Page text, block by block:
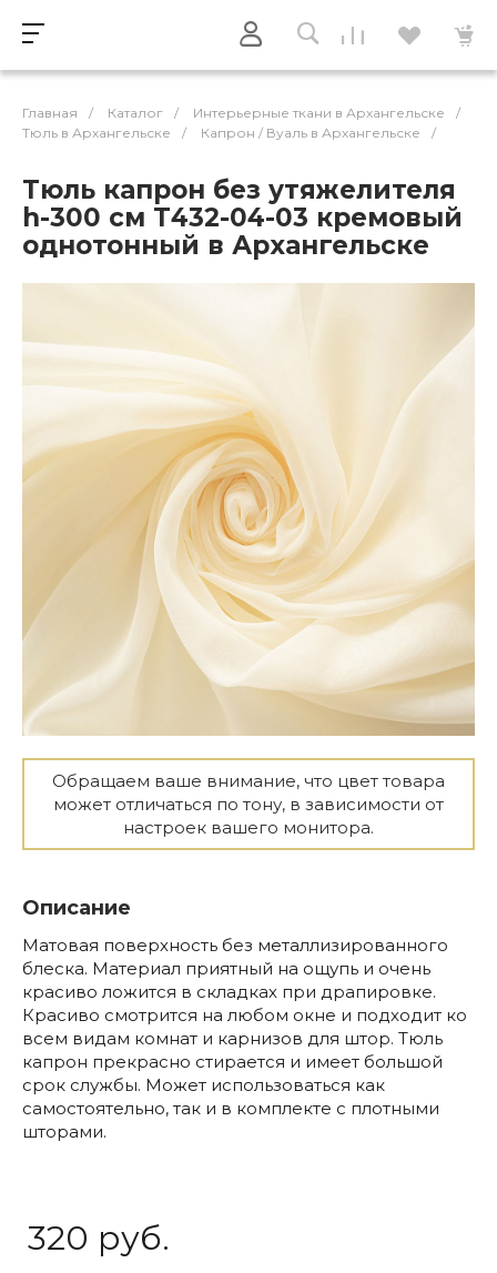
Главная / Каталог / Интерьерные ткани в Архангельске
/
Тюль в Архангельске
/ Капрон / Вуаль в Архангельске /
Тюль капрон без утяжелителя
h-300 см Т432-04-03 кремовый
однотонный в Архангельске
Обращаем ваше внимание, что цвет товара
может отличаться по тону, в зависимости от
настроек вашего монитора.
Описание
Матовая поверхность без металлизированного
блеска. Материал приятный на ощупь и очень
красиво ложится в складках при драпировке.
Красиво смотрится на любом окне и подходит ко
всем видам комнат и карнизов для штор. Тюль
капрон прекрасно стирается и имеет большой
срок службы. Может использоваться как
самостоятельно, так и в комплекте с плотными
шторами.
320 руб.